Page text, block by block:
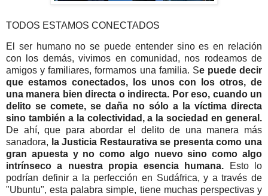
TODOS ESTAMOS CONECTADOS
El ser humano no se puede entender sino es en relación
con los demás, vivimos en comunidad, nos rodeamos de
amigos y familiares, formamos una familia. Se puede decir
que estamos conectados, los unos con los otros, de
una manera bien directa o indirecta. Por eso, cuando un
delito se comete, se daña no sólo a la víctima directa
sino también a la colectividad, a la sociedad en general.
De ahí, que para abordar el delito de una manera más
sanadora, la Justicia Restaurativa se presenta como una
gran apuesta y no como algo nuevo sino como algo
intrínseco a nuestra propia esencia humana. Esto lo
podrían definir a la perfección en Sudáfrica, y a través de
"Ubuntu", esta palabra simple, tiene muchas perspectivas y